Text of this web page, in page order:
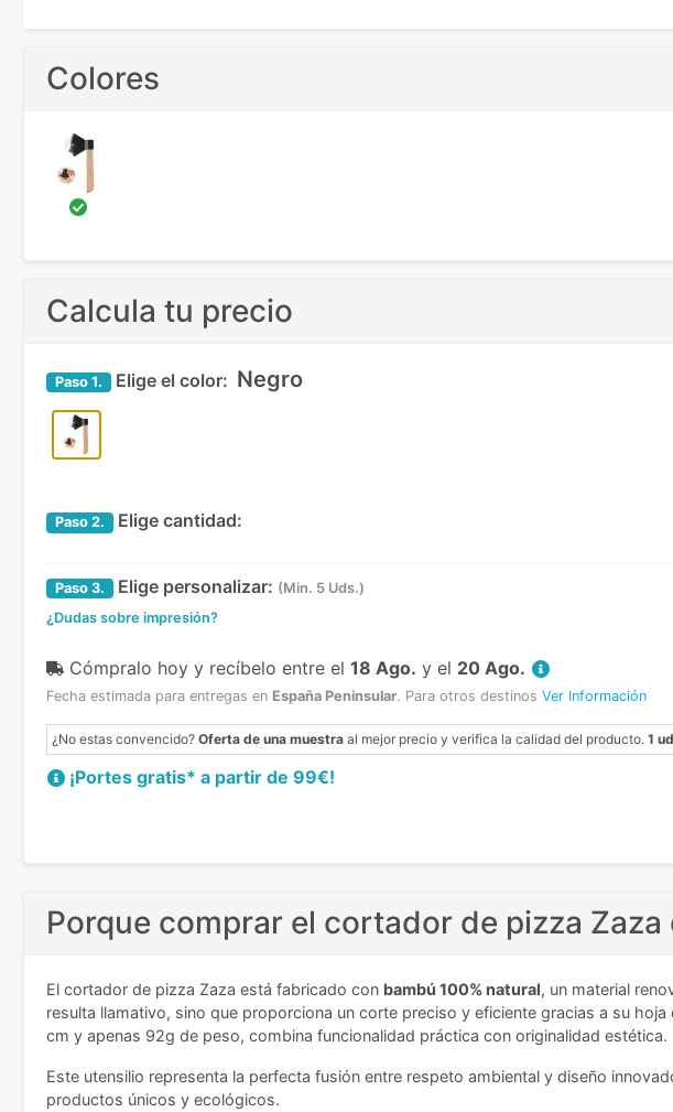
Colores
Calcula tu precio
Paso 1. Elige el color: Negro
Paso 2. Elige cantidad:
Paso 3. Elige personalizar: (Min. 5 Uds.)
¿Dudas sobre impresión?
Cómpralo hoy y recíbelo entre el 18 Ago. y el 20 Ago.
Fecha estimada para entregas en España Peninsular. Para otros destinos Ver Información
¿No estas convencido? Oferta de una muestra al mejor precio y verifica la calidad del producto. 1
¡Portes gratis* a partir de 99€!
Porque comprar el cortador de pizza
El cortador de pizza Zaza está fabricado con bambú 100% natural, un material
resulta llamativo, sino que proporciona un corte preciso y eficiente gracias a su
cm y apenas 92g de peso, combina funcionalidad práctica con originalidad estética.
Este utensilio representa la perfecta fusión entre respeto ambiental y diseño
productos únicos y ecológicos.